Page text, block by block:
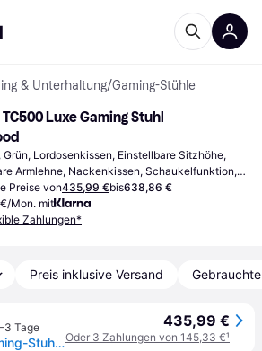
& Unterhaltung/Gaming-Stühle
Luxe Gaming Stuhl
Lordosenkissen, Einstellbare Sitzhöhe,
Armlehne, Nackenkissen, Schaukelfunktion,
Rückenlehne
Preise von435,99 €bis638,86 €
Mon. mit
Zahlungen*
Preis inklusive Versand
Tage
TC500 LUXE Gaming-Stuhl, Sherwood
435,99 €
Oder 3 Zahlungen von 145,33 €¹